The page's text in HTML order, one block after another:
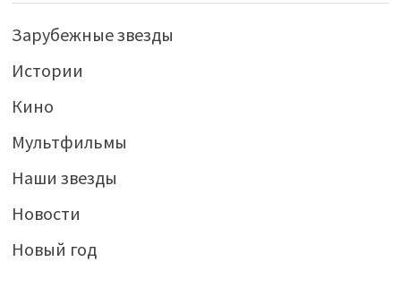
Зарубежные звезды
Истории
Кино
Мультфильмы
Наши звезды
Новости
Новый год